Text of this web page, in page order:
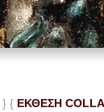
} { ΕΚΘΕΣΗ